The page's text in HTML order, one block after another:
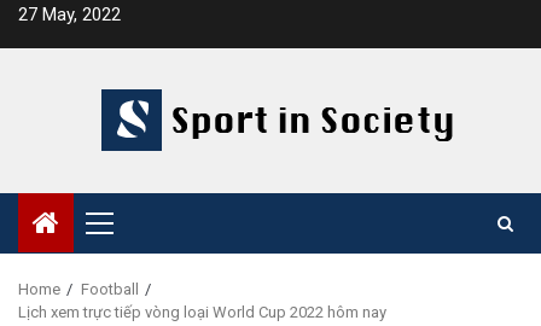
Skip27 May, 2022
Primary
Menu
Home
Football
Lịch xem trực tiếp vòng loại World Cup 2022 hôm nay